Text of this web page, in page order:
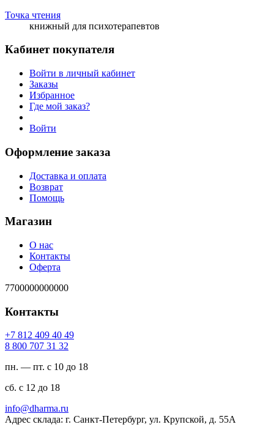
Точка чтения
книжный для психотерапевтов
Кабинет покупателя
Войти в личный кабинет
Заказы
Избранное
Где мой заказ?
Войти
Оформление заказа
Доставка и оплата
Возврат
Помощь
Магазин
О нас
Контакты
Оферта
7700000000000
Контакты
94 04 904 218 7+
23 13 707 008 8
пн. — пт. с 10 до 18
сб. с 12 до 18
ur.amrahd@ofni
Адрес склада: г. Санкт-Петербург, ул. Крупской, д. 55А